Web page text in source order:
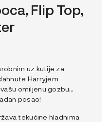
Flip Top,
uz kutije za
Harryjem
omiljenu gozbu…
posao!
tekućine hladnima